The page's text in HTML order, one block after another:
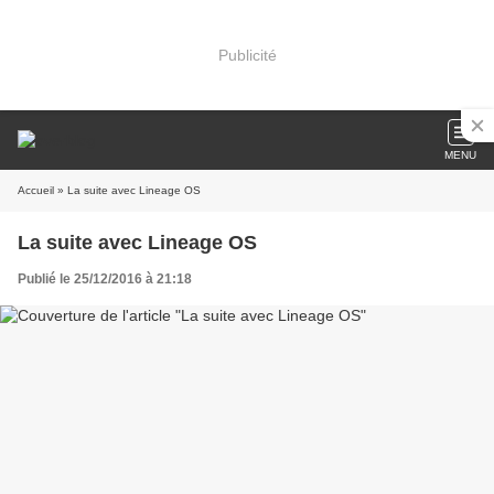
Publicité
MENU
Accueil » La suite avec Lineage OS
La suite avec Lineage OS
Publié le 25/12/2016 à 21:18